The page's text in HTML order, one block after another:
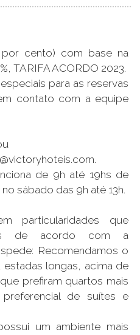
cento) com base na
TARIFA ACORDO 2023.
para as reservas
contato com a equipe
de 9h até 19hs de
sábado das 9h até 13h.
particularidades que
de acordo com a
Recomendamos o
longas, acima de
prefiram quartos mais
de suítes e
um ambiente mais